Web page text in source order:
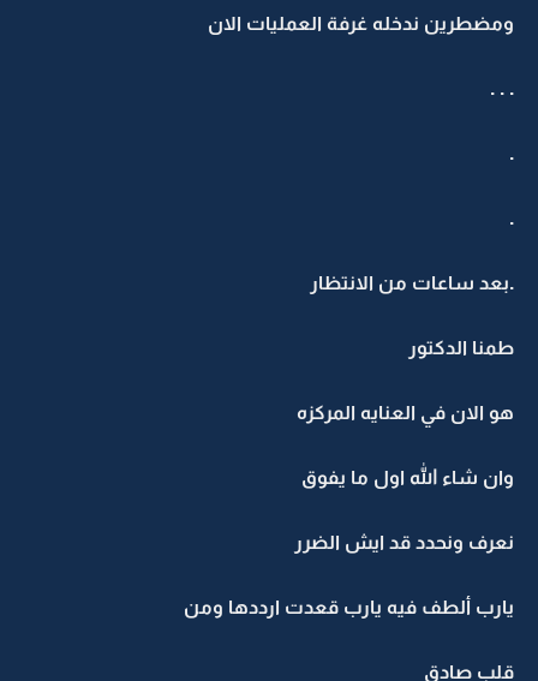
ومضطرين ندخله غرفة العمليات الان
. . .
.
.
.بعد ساعات من الانتظار
طمنا الدكتور
هو الان في العنايه المركزه
وان شاء الله اول ما يفوق
نعرف ونحدد قد ايش الضرر
يارب ألطف فيه يارب قعدت ارددها ومن
قلب صادق